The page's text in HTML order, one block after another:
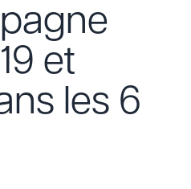
et
les 6